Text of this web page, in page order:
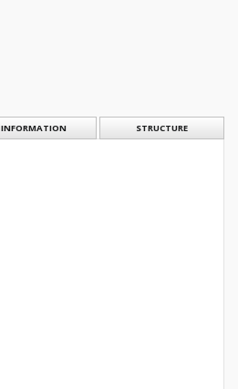
INFORMATION STRUCTURE